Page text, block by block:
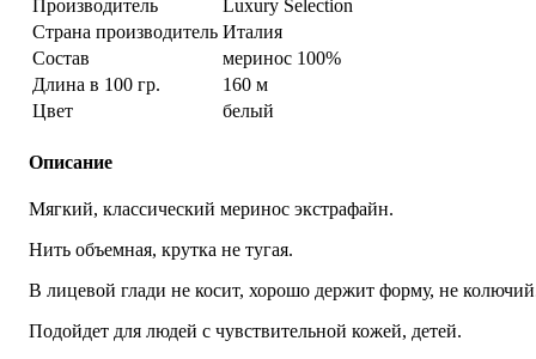
Производитель
Luxury Selection
Страна производитель Италия
Состав
меринос 100%
Длина в 100 гр.
160 м
Цвет
белый
Описание
Мягкий, классический меринос экстрафайн.
Нить объемная, крутка не тугая.
В лицевой глади не косит, хорошо держит форму, не
Подойдет для людей с чувствительной кожей, детей.